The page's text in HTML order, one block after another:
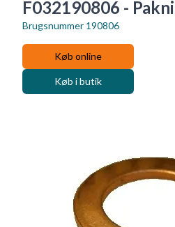
F032190806 -
Brugsnummer 190806
Køb online
Køb i butik